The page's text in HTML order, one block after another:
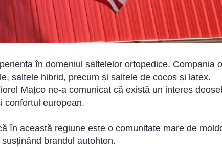
în domeniul saltelelor ortopedice. Compania
saltele hibrid, precum și saltele de cocos și latex.
Mațco ne-a comunicat că există un interes
confortul european.
în această regiune este o comunitate mare de
brandul autohton.